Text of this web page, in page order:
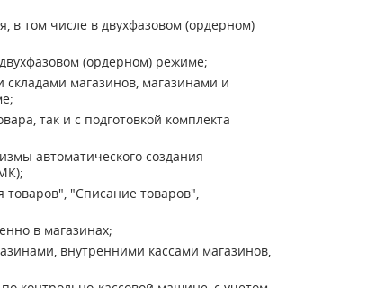
в том числе в двухфазовом (ордерном)
(ордерном) режиме;
магазинов, магазинами и
так и с подготовкой комплекта
автоматического создания
"Списание товаров",
в магазинах;
внутренними кассами магазинов,